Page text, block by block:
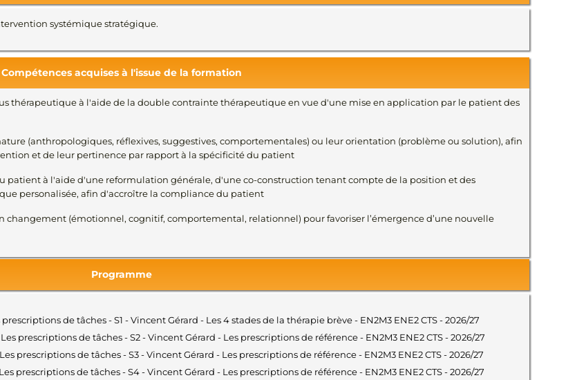
systémique stratégique.
Compétences acquises à l'issue de la formation
thérapeutique à l'aide de la double contrainte thérapeutique en vue d'une mise en application par le patient des
(anthropologiques, réflexives, suggestives, comportementales) ou leur orientation (problème ou solution), afin
et de leur pertinence par rapport à la spécificité du patient
patient à l'aide d'une reformulation générale, d'une co-construction tenant compte de la position et des
personalisée, afin d'accroître la compliance du patient
changement (émotionnel, cognitif, comportemental, relationnel) pour favoriser l’émergence d’une nouvelle
Programme
prescriptions de tâches - S1 - Vincent Gérard - Les 4 stades de la thérapie brève - EN2M3 ENE2 CTS - 2026/27
prescriptions de tâches - S2 - Vincent Gérard - Les prescriptions de référence - EN2M3 ENE2 CTS - 2026/27
prescriptions de tâches - S3 - Vincent Gérard - Les prescriptions de référence - EN2M3 ENE2 CTS - 2026/27
prescriptions de tâches - S4 - Vincent Gérard - Les prescriptions de référence - EN2M3 ENE2 CTS - 2026/27